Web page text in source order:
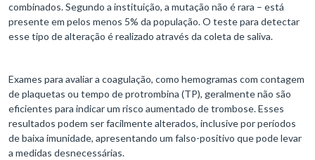
combinados. Segundo a instituição, a mutação não é rara – está
presente em pelos menos 5% da população. O teste para detectar
esse tipo de alteração é realizado através da coleta de saliva.
Exames para avaliar a coagulação, como hemogramas com contagem
de plaquetas ou tempo de protrombina (TP), geralmente não são
eficientes para indicar um risco aumentado de trombose. Esses
resultados podem ser facilmente alterados, inclusive por períodos
de baixa imunidade, apresentando um falso-positivo que pode levar
a medidas desnecessárias.